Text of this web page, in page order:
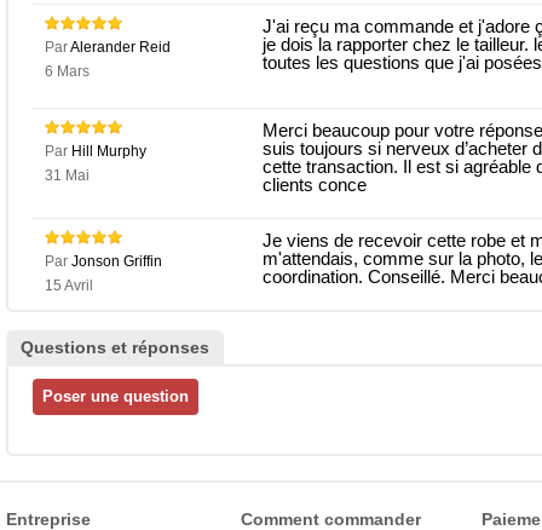
ParAlerander Reid
6 Mars
J'ai reçu ma commande et j'adore
je dois la rapporter chez le tailleur.
toutes les questions que j'ai
Par Hill Murphy
31 Mai
Merci beaucoup pour votre
suis toujours si nerveux d’acheter
cette transaction. Il est si agréable
clients conce
Par Jonson Griffin
15 Avril
Je viens de recevoir cette robe et
m'attendais, comme sur la photo,
coordination. Conseillé. Merci
Questions et réponses
Entreprise Comment commander